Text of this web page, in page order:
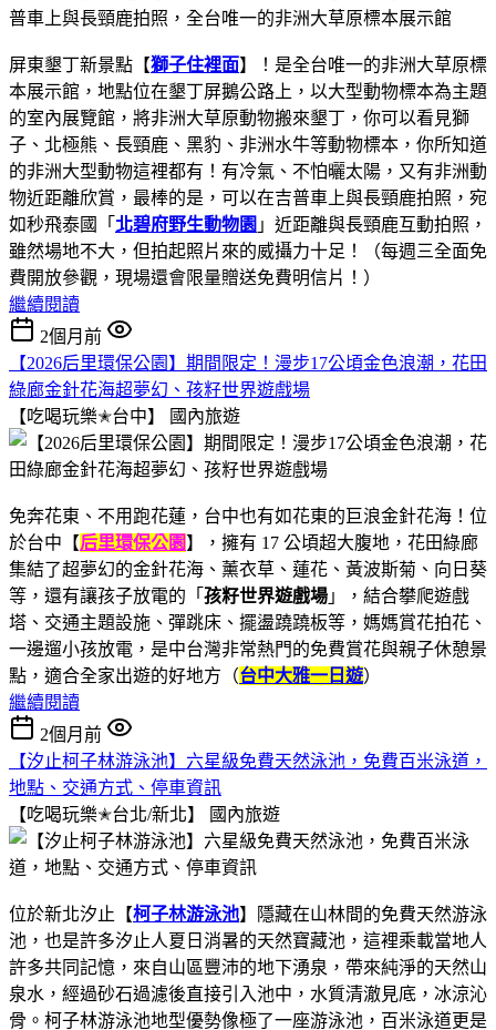
屏東墾丁新景點【獅子住裡面】！是全台唯一的非洲大草原標
本展示館，地點位在墾丁屏鵝公路上，以大型動物標本為主題
的室內展覽館，將非洲大草原動物搬來墾丁，你可以看見獅
子、北極熊、長頸鹿、黑豹、非洲水牛等動物標本，你所知道
的非洲大型動物這裡都有！有冷氣、不怕曬太陽，又有非洲動
物近距離欣賞，最棒的是，可以在吉普車上與長頸鹿拍照，宛
如秒飛泰國「 北碧府野生動物園 」近距離與長頸鹿互動拍照，
雖然場地不大，但拍起照片來的威攝力十足！（每週三全面免
費開放參觀，現場還會限量贈送免費明信片！）
繼續閱讀
2個月前
【2026后里環保公園】期間限定！漫步17公頃金色浪潮，花田
綠廊金針花海超夢幻、孩籽世界遊戲場
【吃喝玩樂✭台中】
國內旅遊
免奔花東、不用跑花蓮，台中也有如花東的巨浪金針花海！位
於台中【后里環保公園】，擁有 17 公頃超大腹地，花田綠廊
集結了超夢幻的金針花海、薰衣草、蓮花、黃波斯菊、向日葵
等，還有讓孩子放電的「 孩籽世界遊戲場 」，結合攀爬遊戲
塔、交通主題設施、彈跳床、擺盪蹺蹺板等，媽媽賞花拍花、
一邊遛小孩放電，是中台灣非常熱門的免費賞花與親子休憩景
點，適合全家出遊的好地方（台中大雅一日遊）
繼續閱讀
2個月前
【汐止柯子林游泳池】六星級免費天然泳池，免費百米泳道，
地點、交通方式、停車資訊
【吃喝玩樂✭台北/新北】
國內旅遊
位於新北汐止【柯子林游泳池】隱藏在山林間的免費天然游泳
池，也是許多汐止人夏日消暑的天然寶藏池，這裡乘載當地人
許多共同記憶，來自山區豐沛的地下湧泉，帶來純淨的天然山
泉水，經過砂石過濾後直接引入池中，水質清澈見底，冰涼沁
骨。柯子林游泳池地型優勢像極了一座游泳池，百米泳道更是